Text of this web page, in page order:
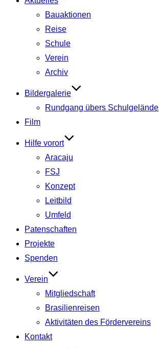
Bauaktionen
Reise
Schule
Verein
Archiv
Bildergalerie
Rundgang übers Schulgelände
Film
Hilfe vorort
Aracaju
FSJ
Konzept
Leitbild
Umfeld
Patenschaften
Projekte
Spenden
Verein
Mitgliedschaft
Brasilienreisen
Aktivitäten des Fördervereins
Kontakt